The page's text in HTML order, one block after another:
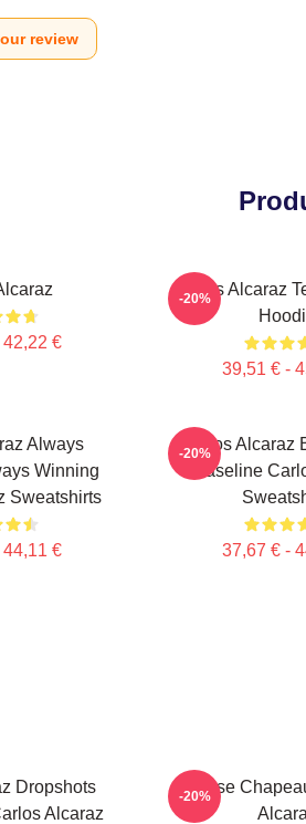
review
€
Carlos Alcaraz
39,51 € -
-20%
Always
Winning
Sweatshirts
€
Carlos Alcaraz
Baseline
37,67 € -
-20%
Dropshots
Alcaraz
Intense
-20%